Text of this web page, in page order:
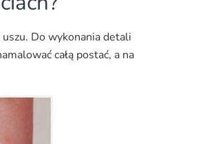
uszu. Do wykonania detali
całą postać, a na